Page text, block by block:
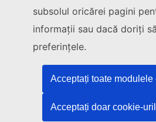
subsolul oricărei pagini
informații sau dacă doriți
preferințele.
Acceptați toate modulele
Acceptați doar cookie-